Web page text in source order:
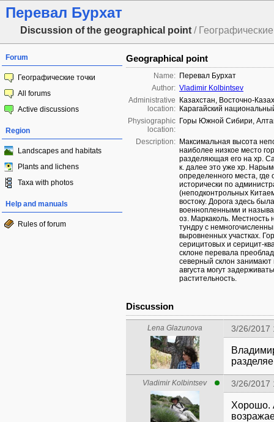
Перевал Бурхат
Discussion of the geographical point /
Forum
Географические точки
All forums
Active discussions
Region
Landscapes and habitats
Plants and lichens
Taxa with photos
Help and manuals
Rules of forum
Geographical point
Name: Перевал Бурхат
Author: Vladimir Kolbintsev
Administrative
location:
Казахстан, Восточно-
Карагайский
Physiographic
location:
Горы Южной Сибири,
Description: Максимальная высота
наиболее низкое место
разделяющая его на хр.
к. далее это уже хр.
определенного места,
исторически по
(неподконтрольных
востоку. Дорога здесь
военнопленными и
оз. Маркаколь. Местность
тундру с
выровненных участках.
серицитовых и серицит-
склоне перевала
северный склон занимают
августа могут
растительность.
Discussion
Lena Glazunova 3/26/2017
Vladimir Kolbintsev 3/26/2017
Хорошо.